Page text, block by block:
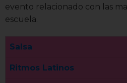
evento relacionado con las
escuela.
Salsa
Ritmos Latinos